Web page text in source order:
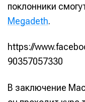
поклонники
Megadeth.
https://
90357057330
В заключение